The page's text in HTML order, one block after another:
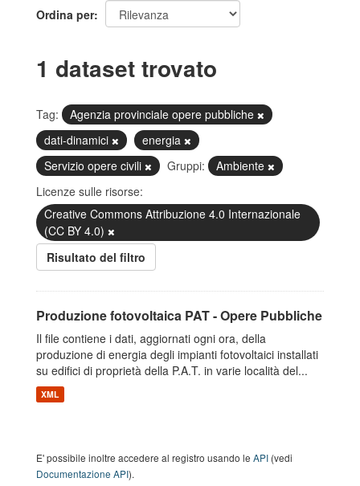
Ordina per
1 dataset trovato
Tag:
Agenzia provinciale opere pubbliche
dati-dinamici
energia
Servizio opere civili
Gruppi:
Ambiente
Licenze sulle risorse:
Creative Commons Attribuzione 4.0 Internazionale
(CC BY 4.0)
Risultato del filtro
Produzione fotovoltaica PAT - Opere Pubbliche
Il file contiene i dati, aggiornati ogni ora, della
produzione di energia degli impianti fotovoltaici installati
su edifici di proprietà della P.A.T. in varie località del...
XML
E' possibile inoltre accedere al registro usando le API (vedi
Documentazione API).